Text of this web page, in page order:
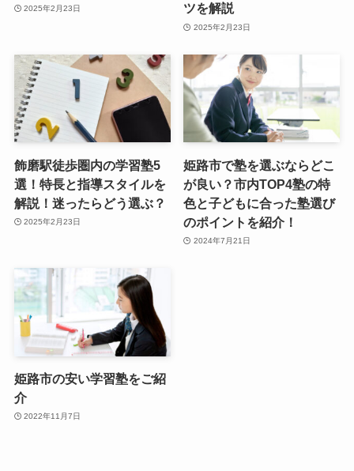
2025年2月23日
ツを解説
2025年2月23日
飾磨駅徒歩圏内の学習塾5
選！特長と指導スタイルを
解説！迷ったらどう選ぶ？
2025年2月23日
姫路市で塾を選ぶならどこ
が良い？市内TOP4塾の特
色と子どもに合った塾選び
のポイントを紹介！
2024年7月21日
姫路市の安い学習塾をご紹
介
2022年11月7日